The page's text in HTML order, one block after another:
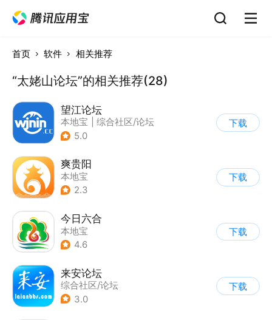
首页 软件 相关推荐
“太姥山论坛”的相关推荐(28)
望江论坛
本地宝
综合社区/论坛
5.0
下载
爽贵阳
本地宝
2.3
下载
今日六合
本地宝
4.6
下载
来安论坛
综合社区/论坛
| 综合服务
3.0
下载